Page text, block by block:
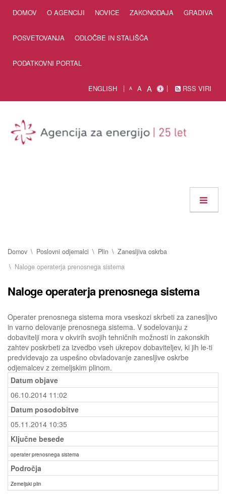
DOMOV O AGENCIJI NOVICE ZAKONODAJA GRADIVA
POSVETOVANJA ODLOČBE IN STALIŠČA
PODATKOVNI PORTAL
ENGLISH A A A RSS VIRI
Domov Poslovni odjemalci Plin
Zanesljiva oskrba
Naloge operaterja prenosnega sistema
Naloge operaterja prenosnega sistema
Operater prenosnega sistema mora vseskozi skrbeti za zanesljivo
in varno delovanje prenosnega sistema. V sodelovanju z
dobavitelji mora v okvirih svojih tehničnih možnosti in zakonskih
zahtev poskrbeti za izvedbo vseh ukrepov dobaviteljev, ki jih le-ti
predvidevajo za uspešno obvladovanje zanesljive oskrbe
odjemalcev z zemeljskim plinom.
Datum objave
06.10.2014 11:02
Datum posodobitve
05.11.2014 10:35
Ključne besede
operater prenosnega sistema
Področja
Zemeljski plin